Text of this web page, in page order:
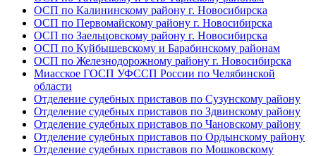
ОСП по Калининскому району г. Новосибирска
ОСП по Первомайскому району г. Новосибирска
ОСП по Заельцовскому району г. Новосибирска
ОСП по Куйбышевскому и Барабинскому районам
ОСП по Железнодорожному району г. Новосибирска
Миасское ГОСП УФССП России по Челябинской
области
Отделение судебных приставов по Сузунскому району
Отделение судебных приставов по Здвинскому району
Отделение судебных приставов по Чановскому району
Отделение судебных приставов по Ордынскому району
Отделение судебных приставов по Мошковскому